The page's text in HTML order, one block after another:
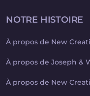
NOTRE HISTOIRE
À propos de New
À propos de Joseph &
À propos de New